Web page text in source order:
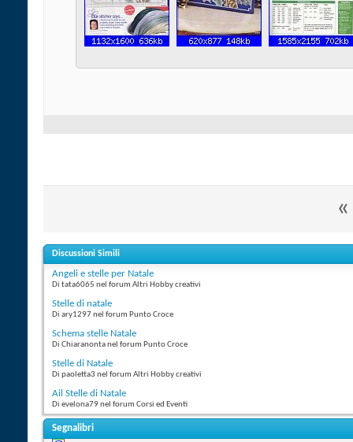
«
Discussioni Simili
Angeli e stelle per Natale
Di tata6065 nel forum Altri Hobby creativi
Stelle di natale
Di ary1297 nel forum Punto Croce
Schema stelle Natale
Di Chiaranonta nel forum Punto Croce
Stelle di Natale
Di paoletta3 nel forum Altri Hobby creativi
Ail Stelle di Natale
Di evelona79 nel forum Corsi ed Eventi
Segnalibri